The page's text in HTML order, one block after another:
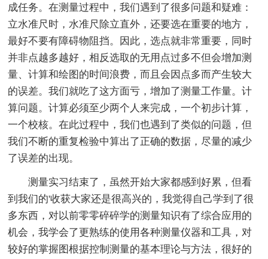
成任务。在测量过程中，我们遇到了很多问题和疑难：
立水准尺时，水准尺除立直外，还要选在重要的地方，
最好不要有障碍物阻挡。因此，选点就非常重要，同时
并非点越多越好，相反选取的无用点过多不但会增加测
量、计算和绘图的时间浪费，而且会因点多而产生较大
的误差。我们就吃了这方面亏，增加了测量工作量。计
算问题。计算必须至少两个人来完成，一个初步计算，
一个校核。在此过程中，我们也遇到了类似的问题，但
我们不断的重复检验中算出了正确的数据，尽量的减少
了误差的出现。
测量实习结束了，虽然开始大家都感到好累，但看
到我们的'收获大家还是很高兴的，我觉得自己学到了很
多东西，对以前零零碎碎学的测量知识有了综合应用的
机会，我学会了更熟练的使用各种测量仪器和工具，对
较好的掌握图根据控制测量的基本理论与方法，很好的